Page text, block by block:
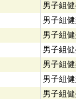
男子組
男子組
男子組
男子組
男子組
男子組
男子組